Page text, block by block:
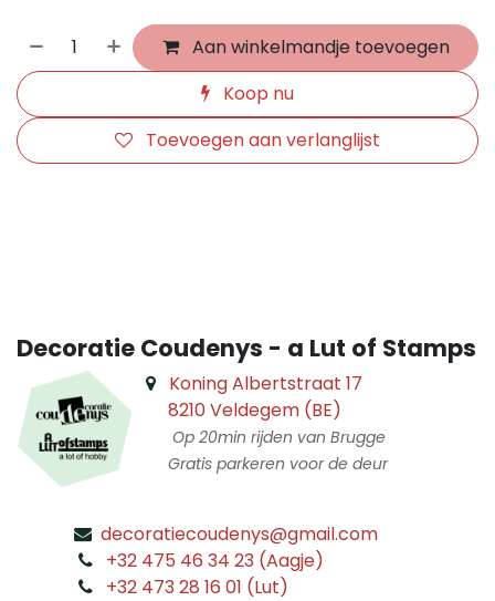
Aan winkelmandje toevoegen
Koop nu
Toevoegen aan verlanglijst
Decoratie Coudenys - a Lut of Stamps
Koning Albertstraat 17
8210 Veldegem (BE)
Op 20min rijden van Brugge
Gratis parkeren voor de deur
decoratiecoudenys@gmail.com
+32 475 46 34 23 (Aagje)
+32 473 28 16 01 (Lut)